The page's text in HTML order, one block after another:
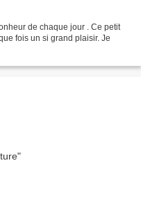
de chaque jour . Ce petit
fois un si grand plaisir. Je